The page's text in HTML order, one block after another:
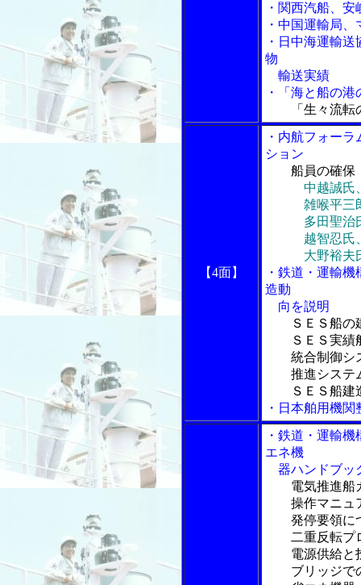
・関西汽船、
・中国運輸局
・日中海運輸
物
輸送実績
・「海と船の
「生々流転
【4面】
・内航フォー
ション
船員の確保
中越誠氏
雑喉平三郎
多田聖治氏
越智忍氏、
大野裕夫氏
・鉄道・運輸
造動
向を説明
ＳＥＳ船の
ＳＥＳ実績
統合制御シ
推進システ
ＳＥＳ船建
・日本舶用機
・鉄道・運輸
エネ機
器ハンドブッ
電気推進船
操作マニュ
発停要領に
二重反転プ
電源供給と
ブリッジで